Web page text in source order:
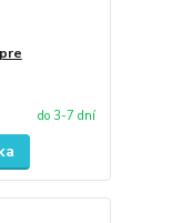
do 3-7 dní